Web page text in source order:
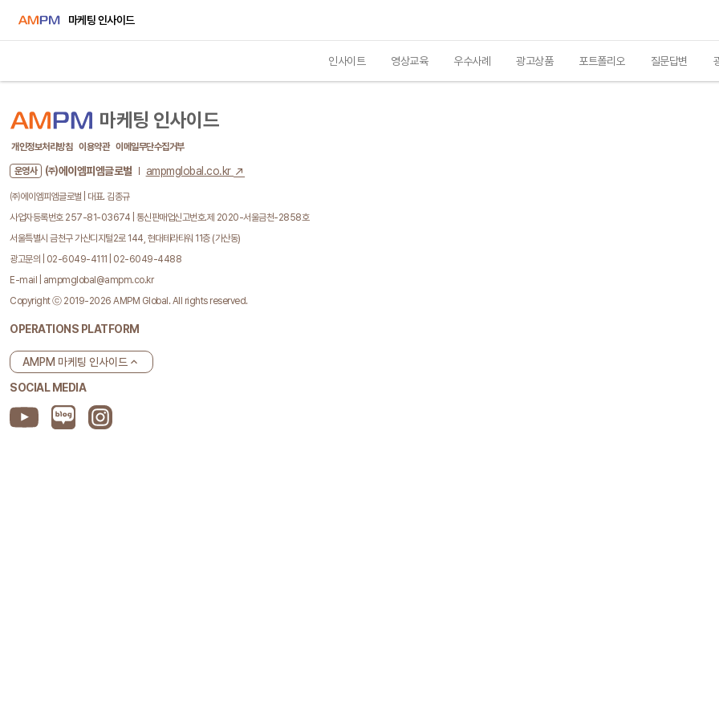
마케팅 인사이드
인사이트 영상교육 우수사례 광고상품 포트폴리오 질문답변
마케팅 인사이드
개인정보처리방침 이용약관 이메일무단수집거부
운영사 ㈜에이엠피엠글로벌 ampmglobal.co.kr
㈜에이엠피엠글로벌 | 대표. 김종규
사업자등록번호 257-81-03674 | 통신판매업신고번호.제 2020-서울금천-2858호
서울특별시 금천구 가산디지털2로 144, 현대테라타워 11층 (가산동)
광고문의 | 02-6049-4111 | 02-6049-4488
E-mail | ampmglobal@ampm.co.kr
Copyright ⓒ 2019-2026 AMPM Global. All rights reserved.
OPERATIONS PLATFORM
AMPM 마케팅 인사이드
SOCIAL MEDIA